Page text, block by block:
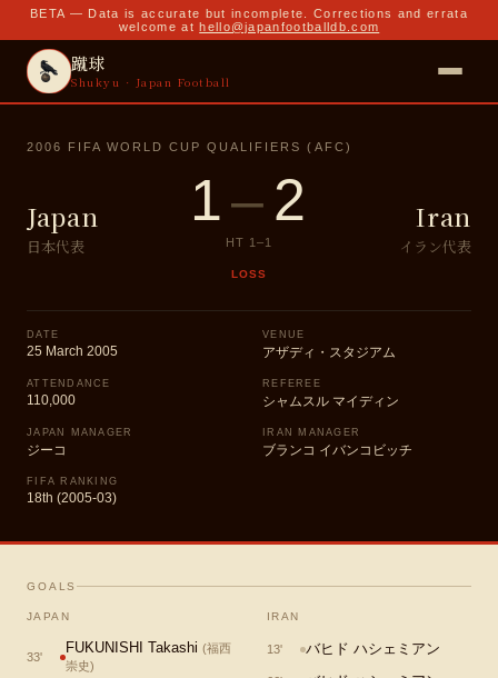
BETA — Data is accurate but incomplete. Corrections and errata
welcome at hello@japanfootballdb.com
蹴球
Shukyu · Japan Football
2006 FIFA WORLD CUP QUALIFIERS (AFC)
Japan
日本代表
1–2
HT 1 –1
LOSS
Iran
イラン代表
DATE
25 March 2005
VENUE
アザディ・スタジアム
ATTENDANCE
110,000
REFEREE
シャムスル マイディン
JAPAN MANAGER
ジーコ
IRAN MANAGER
ブランコ イバンコビッチ
FIFA RANKING
18th (2005-03)
GOALS
JAPAN
33'
FUKUNISHI Takashi (福西
崇史)
IRAN
13' バヒド ハシェミアン